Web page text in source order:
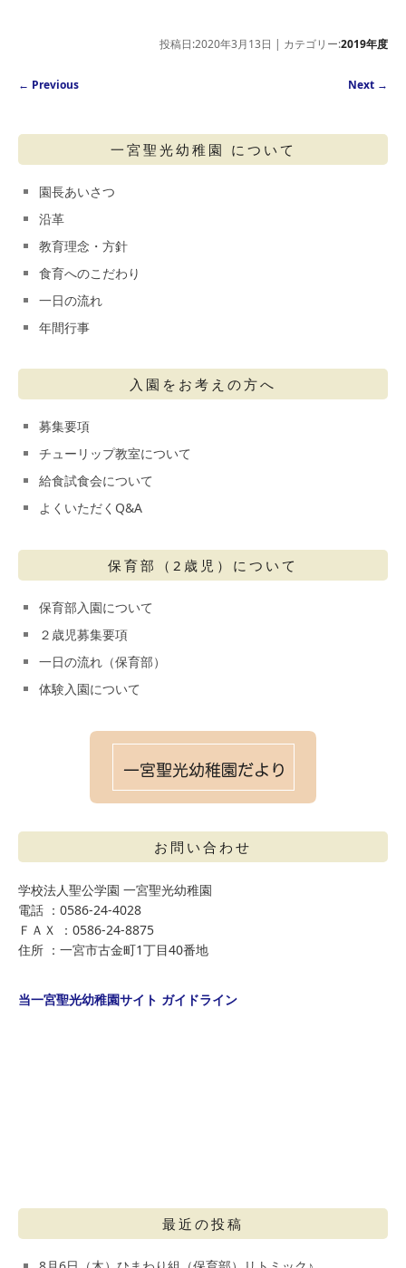
投稿日:2020年3月13日 | カテゴリー:2019年度
Post navigation
← Previous Next →
一宮聖光幼稚園 について
園長あいさつ
沿革
教育理念・方針
食育へのこだわり
一日の流れ
年間行事
入園をお考えの方へ
募集要項
チューリップ教室について
給食試食会について
よくいただくQ&A
保育部（2歳児）について
保育部入園について
２歳児募集要項
一日の流れ（保育部）
体験入園について
お問い合わせ
学校法人聖公学園 一宮聖光幼稚園
電話 ：0586-24-4028
ＦＡＸ ：0586-24-8875
住所 ：一宮市古金町1丁目40番地
当一宮聖光幼稚園サイト ガイドライン
最近の投稿